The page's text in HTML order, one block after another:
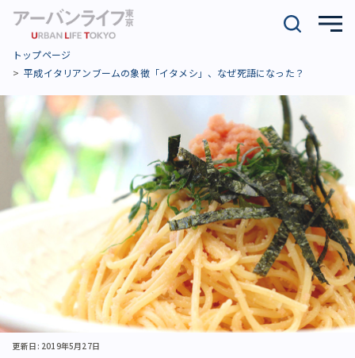
トップページ
平成イタリアンブームの象徴「イタメシ」、なぜ死語になった？
更新日: 2019年5月27日